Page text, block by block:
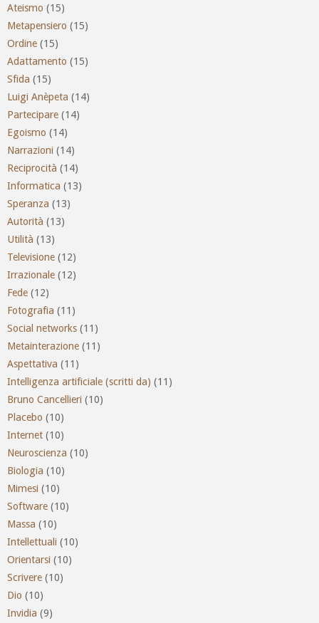
Ateismo (15)
Metapensiero (15)
Ordine (15)
Adattamento (15)
Sfida (15)
Luigi Anèpeta (14)
Partecipare (14)
Egoismo (14)
Narrazioni (14)
Reciprocità (14)
Informatica (13)
Speranza (13)
Autorità (13)
Utilità (13)
Televisione (12)
Irrazionale (12)
Fede (12)
Fotografia (11)
Social networks (11)
Metainterazione (11)
Aspettativa (11)
Intelligenza artificiale (scritti da) (11)
Bruno Cancellieri (10)
Placebo (10)
Internet (10)
Neuroscienza (10)
Biologia (10)
Mimesi (10)
Software (10)
Massa (10)
Intellettuali (10)
Orientarsi (10)
Scrivere (10)
Dio (10)
Invidia (9)